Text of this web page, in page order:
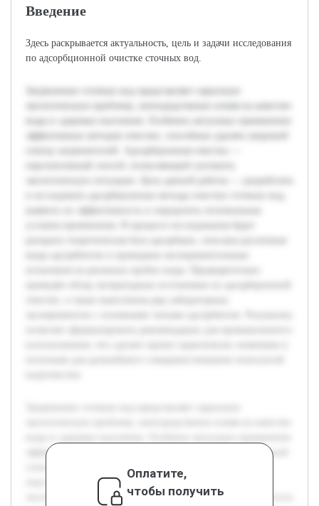
Введение
Здесь раскрывается актуальность, цель и задачи исследования
по адсорбционной очистке сточных вод.
эффективных методов очистки, способных удалять широкий
спектр загрязнителей. Адсорбционная очистка —
перспективный способ, позволяющий улучшить
экологическую ситуацию. Цель данной работы — разработать
Оплатите,
чтобы получить